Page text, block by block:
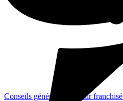
Conseils généraux Devenir franchisé